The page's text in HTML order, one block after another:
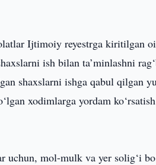
Ijtimoiy reyestrga kiritilgan
ish bilan ta’minlashni
shaxslarni ishga qabul qilgan
xodimlarga yordam
uchun, mol-mulk va yer solig‘i